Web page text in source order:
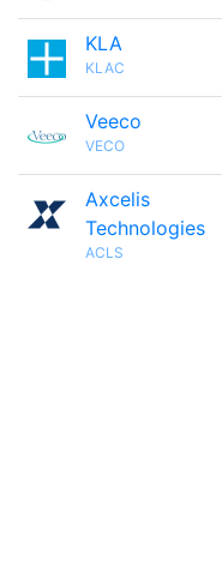
KLA
KLAC
Veeco
VECO
Axcelis
Technologies
ACLS